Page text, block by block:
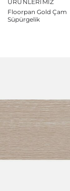
ÜRÜNLERIMIZ
Floorpan Gold Çam
Süpürgelik